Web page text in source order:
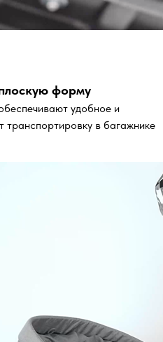
форму
удобное и
транспортировку в багажнике